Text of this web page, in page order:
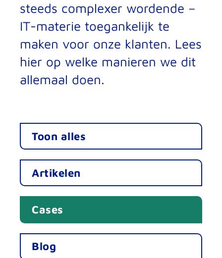
steeds complexer wordende –
IT-materie toegankelijk te
maken voor onze klanten. Lees
hier op welke manieren we dit
allemaal doen.
Toon alles
Artikelen
Cases
Blog